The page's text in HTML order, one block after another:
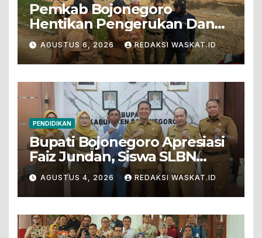
Pemkab Bojonegoro
Hentikan Pengerukan Dan
Penjualan Tanah Dari Lahan
Pertanian
AGUSTUS 6, 2026 REDAKSI WASKAT.ID
PENDIDIKAN
Bupati Bojonegoro Apresiasi
Faiz Jundan, Siswa SLBN
Gunungsari Baureno Masuk
LKS Diksus Tingkat Nasional
AGUSTUS 4, 2026 REDAKSI WASKAT.ID